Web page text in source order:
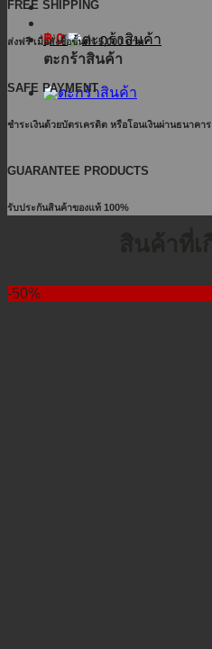
฿0
ตะกร้าสินค้า
FREE SHIPPING
ส่งฟรี เมื่อสั่งซื้อขั้นต่ำ 5,000 บาท
SAFE PAYMENT
ชำระเงินด้วยบัตรเครดิต หรือโอนเงินผ่านธนาคาร
GUARANTEE PRODUCTS
รับประกันสินค้าของแท้ 100%
-50%